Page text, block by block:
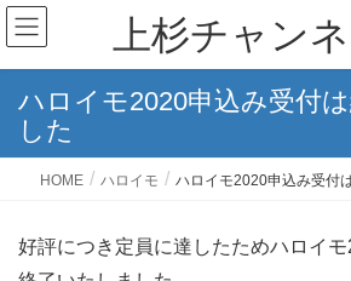
上杉チャン
ハロイモ2020申込み受付
した
HOME ハロイモ ハロイモ2020申込み受付
好評につき定員に達したためハロイ